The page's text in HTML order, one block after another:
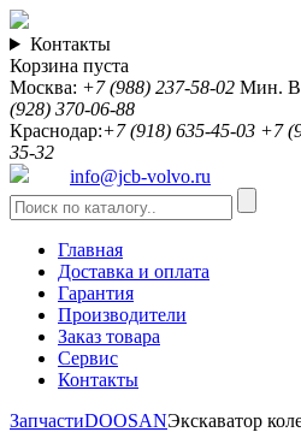
Контакты
Корзина пуста
Москва: +7 (988) 237-58-02 Мин.
(928) 370-06-88
Краснодар:+7 (918) 635-45-03 +7
35-32
info@jcb-volvo.ru
Главная
Доставка и оплата
Гарантия
Производители
Заказ товара
Сервис
Контакты
ЗапчастиDOOSANЭкскаватор